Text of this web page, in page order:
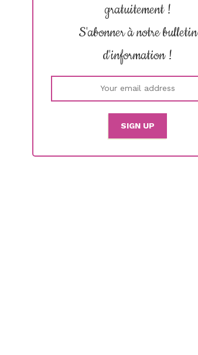
gratuitement !
S'abonner à notre bulletin
d'information !